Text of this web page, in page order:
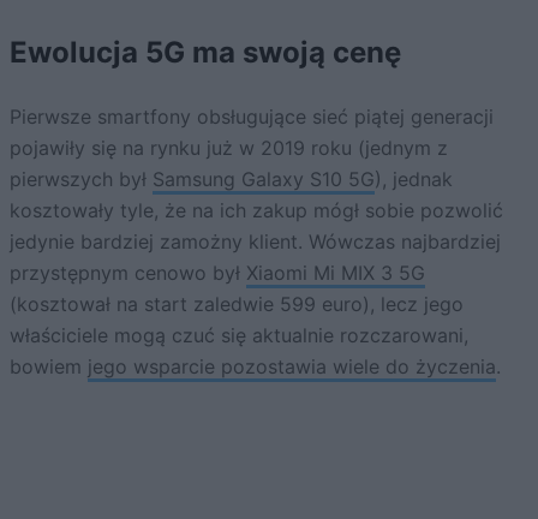
Ewolucja 5G ma swoją cenę
Pierwsze smartfony obsługujące sieć piątej generacji
pojawiły się na rynku już w 2019 roku (jednym z
pierwszych był Samsung Galaxy S10 5G), jednak
kosztowały tyle, że na ich zakup mógł sobie pozwolić
jedynie bardziej zamożny klient. Wówczas najbardziej
przystępnym cenowo był Xiaomi Mi MIX 3 5G
(kosztował na start zaledwie 599 euro), lecz jego
właściciele mogą czuć się aktualnie rozczarowani,
bowiem jego wsparcie pozostawia wiele do życzenia.